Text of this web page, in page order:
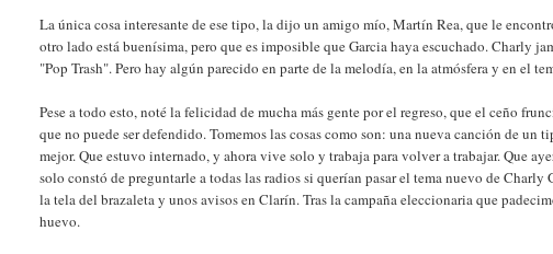
La única cosa interesante de ese tipo, la dijo un amigo mío, Martín Rea, que le
otro lado está buenísima, pero que es imposible que Garcia haya escuchado. Charly
"Pop Trash". Pero hay algún parecido en parte de la melodía, en la atmósfera y en el
Pese a todo esto, noté la felicidad de mucha más gente por el regreso, que el ceño
que no puede ser defendido. Tomemos las cosas como son: una nueva canción de
mejor. Que estuvo internado, y ahora vive solo y trabaja para volver a trabajar. Que
solo constó de preguntarle a todas las radios si querían pasar el tema nuevo de
la tela del brazaleta y unos avisos en Clarín. Tras la campaña eleccionaria que
huevo.